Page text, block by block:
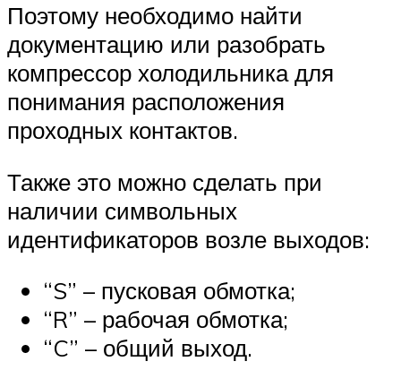
Поэтому необходимо найти
документацию или разобрать
компрессор холодильника для
понимания расположения
проходных контактов.
Также это можно сделать при
наличии символьных
идентификаторов возле выходов:
“S” – пусковая обмотка;
“R” – рабочая обмотка;
“C” – общий выход.